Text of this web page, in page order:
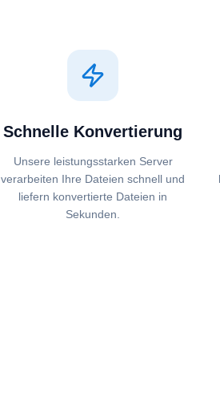
Schnelle Konvertierung
Unsere leistungsstarken Server
verarbeiten Ihre Dateien schnell und
liefern konvertierte Dateien in
Sekunden.